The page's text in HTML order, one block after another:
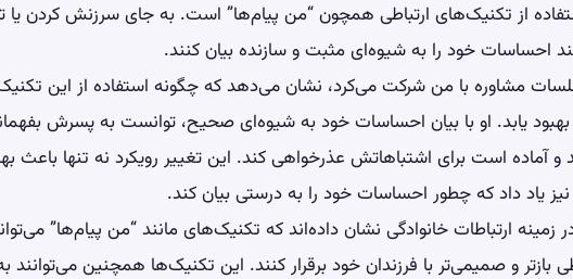
از تکنیک‌های ارتباطی همچون “من پیام‌ها” است. به جای سرزنش کردن یا
احساسات خود را به شیوه‌ای مثبت و سازنده بیان کنند.
مشاوره با من شرکت می‌کرد، نشان می‌دهد که چگونه استفاده از این
یابد. او با بیان احساسات خود به شیوه‌ای صحیح، توانست به پسرش
است برای اشتباهاتش عذرخواهی کند. این تغییر رویکرد نه تنها باعث
یاد داد که چطور احساسات خود را به درستی بیان کند.
ارتباطات خانوادگی نشان داده‌اند که تکنیک‌های مانند “من پیام‌ها”
بازتر و صمیمی‌تر با فرزندان خود برقرار کنند. این تکنیک‌ها همچنین می‌توانند